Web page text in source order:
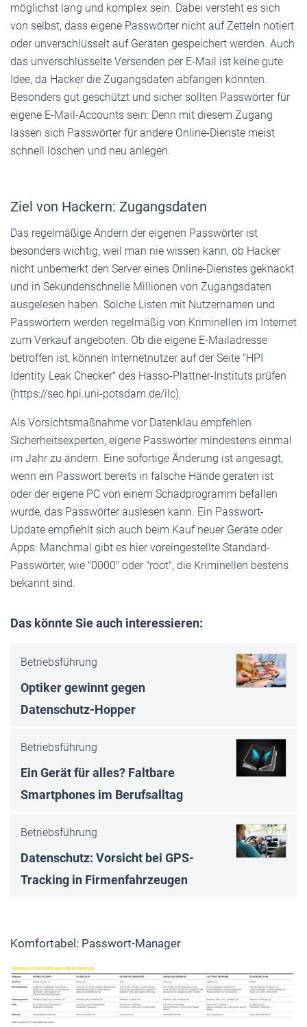
möglichst lang und komplex sein. Dabei versteht es sich
von selbst, dass eigene Passwörter nicht auf Zetteln notiert
oder unverschlüsselt auf Geräten gespeichert werden. Auch
das unverschlüsselte Versenden per E-Mail ist keine gute
Idee, da Hacker die Zugangsdaten abfangen könnten.
Besonders gut geschützt und sicher sollten Passwörter für
eigene E-Mail-Accounts sein: Denn mit diesem Zugang
lassen sich Passwörter für andere Online-Dienste meist
schnell löschen und neu anlegen.
Ziel von Hackern: Zugangsdaten
Das regelmäßige Ändern der eigenen Passwörter ist
besonders wichtig, weil man nie wissen kann, ob Hacker
nicht unbemerkt den Server eines Online-Dienstes geknackt
und in Sekundenschnelle Millionen von Zugangsdaten
ausgelesen haben. Solche Listen mit Nutzernamen und
Passwörtern werden regelmäßig von Kriminellen im Internet
zum Verkauf angeboten. Ob die eigene E-Mailadresse
betroffen ist, können Internetnutzer auf der Seite "HPI
Identity Leak Checker" des Hasso-Plattner-Instituts prüfen
(https://sec.hpi.uni-potsdam.de/ilc).
Als Vorsichtsmaßnahme vor Datenklau empfehlen
Sicherheitsexperten, eigene Passwörter mindestens einmal
im Jahr zu ändern. Eine sofortige Änderung ist angesagt,
wenn ein Passwort bereits in falsche Hände geraten ist
oder der eigene PC von einem Schadprogramm befallen
wurde, das Passwörter auslesen kann. Ein Passwort-
Update empfiehlt sich auch beim Kauf neuer Geräte oder
Apps: Manchmal gibt es hier voreingestellte Standard-
Passwörter, wie "0000" oder "root", die Kriminellen bestens
bekannt sind.
Das könnte Sie auch interessieren:
Betriebsführung
Optiker gewinnt gegen
Datenschutz-Hop­per
Betriebsführung
Ein Gerät für alles? Faltbare
Smartphones im Berufsalltag
Betriebsführung
Datenschutz: Vorsicht bei GPS-
Tracking in Firmenfahrzeugen
Komfortabel: Passwort-Manager